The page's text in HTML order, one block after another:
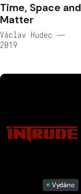
Time, Space and
Matter
Václav Hudec —
2019
Vydáno